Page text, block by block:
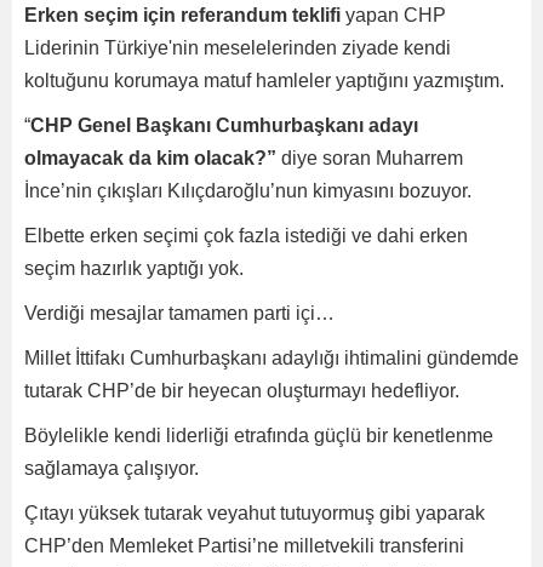
Erken seçim için referandum teklifi yapan CHP
Liderinin Türkiye'nin meselelerinden ziyade kendi
koltuğunu korumaya matuf hamleler yaptığını yazmıştım.
“CHP Genel Başkanı Cumhurbaşkanı adayı
olmayacak da kim olacak?” diye soran Muharrem
İnce’nin çıkışları Kılıçdaroğlu’nun kimyasını bozuyor.
Elbette erken seçimi çok fazla istediği ve dahi erken
seçim hazırlık yaptığı yok.
Verdiği mesajlar tamamen parti içi…
Millet İttifakı Cumhurbaşkanı adaylığı ihtimalini gündemde
tutarak CHP’de bir heyecan oluşturmayı hedefliyor.
Böylelikle kendi liderliği etrafında güçlü bir kenetlenme
sağlamaya çalışıyor.
Çıtayı yüksek tutarak veyahut tutuyormuş gibi yaparak
CHP’den Memleket Partisi’ne milletvekili transferini